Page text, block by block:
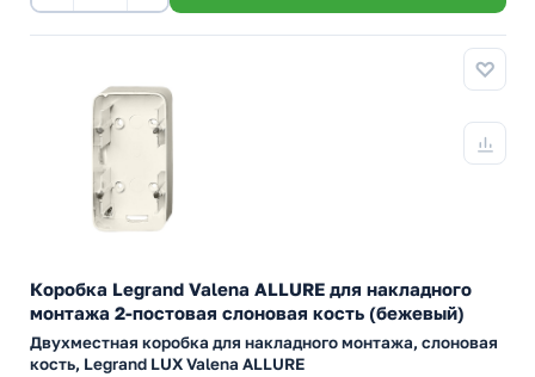
Коробка Legrand Valena ALLURE для накладного
монтажа 2-постовая слоновая кость (бежевый)
Двухместная коробка для накладного монтажа, слоновая
кость, Legrand LUX Valena ALLURE